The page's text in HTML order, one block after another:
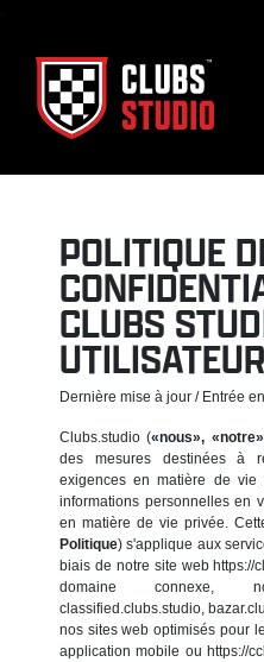
.
POLITIQUE
CLUBS
Dernière mise à jour / Entrée
Clubs.studio («nous»,
des mesures destinées à
exigences en matière de
informations personnelles en
en matière de vie privée.
Politique) s'applique aux
biais de notre site web https://
domaine connexe,
classified.clubs.studio,
nos sites web optimisés pour
application mobile ou https://